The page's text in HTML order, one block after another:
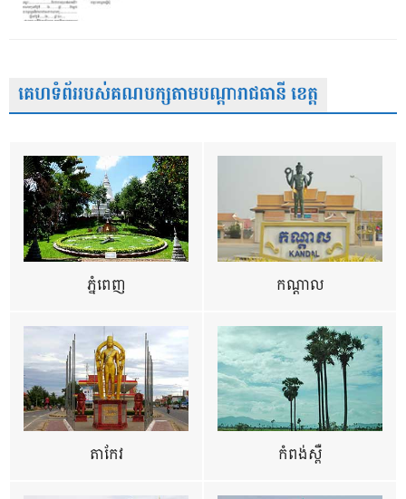
គេហទំព័ររបស់គណបក្សតាមបណ្តារាជធានី ខេត្ត
ភ្នំពេញ កណ្តាល
តាកែវ កំពង់ស្ពឺ